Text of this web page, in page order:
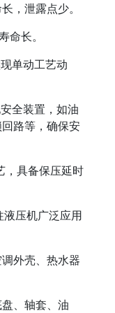
，泄露点少。
命长。
单动工艺动
全装置，如油
路等，确保安
，具备保压延时
压机广泛应用
外壳、热水器
、轴套、油